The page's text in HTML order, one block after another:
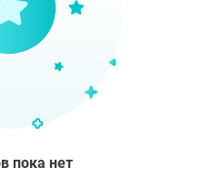
пока нет